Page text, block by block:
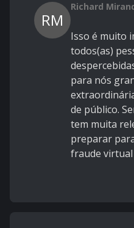
RM
Richard
Isso é muito
todos(as)
para nós
de público.
tem muita
preparar
fraude